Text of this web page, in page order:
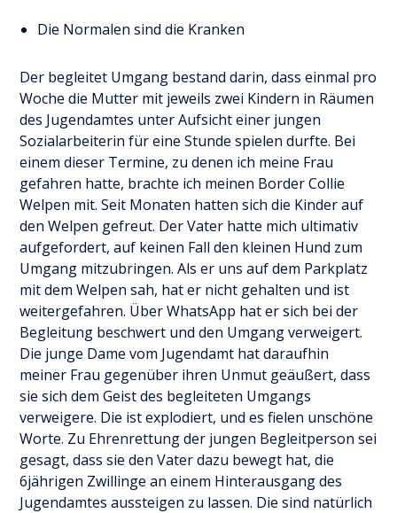
Die Normalen sind die Kranken
Der begleitet Umgang bestand darin, dass einmal pro
Woche die Mutter mit jeweils zwei Kindern in Räumen
des Jugendamtes unter Aufsicht einer jungen
Sozialarbeiterin für eine Stunde spielen durfte. Bei
einem dieser Termine, zu denen ich meine Frau
gefahren hatte, brachte ich meinen Border Collie
Welpen mit. Seit Monaten hatten sich die Kinder auf
den Welpen gefreut. Der Vater hatte mich ultimativ
aufgefordert, auf keinen Fall den kleinen Hund zum
Umgang mitzubringen. Als er uns auf dem Parkplatz
mit dem Welpen sah, hat er nicht gehalten und ist
weitergefahren. Über WhatsApp hat er sich bei der
Begleitung beschwert und den Umgang verweigert.
Die junge Dame vom Jugendamt hat daraufhin
meiner Frau gegenüber ihren Unmut geäußert, dass
sie sich dem Geist des begleiteten Umgangs
verweigere. Die ist explodiert, und es fielen unschöne
Worte. Zu Ehrenrettung der jungen Begleitperson sei
gesagt, dass sie den Vater dazu bewegt hat, die
6jährigen Zwillinge an einem Hinterausgang des
Jugendamtes aussteigen zu lassen. Die sind natürlich